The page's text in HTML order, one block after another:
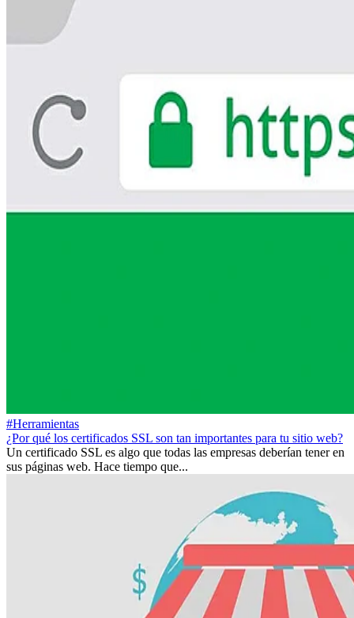
#Herramientas
¿Por qué los certificados SSL son tan importantes para tu sitio web?
Un certificado SSL es algo que todas las empresas deberían tener en
sus páginas web. Hace tiempo que...